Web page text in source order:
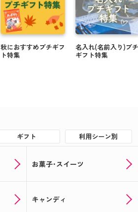
秋におすすめプチギフ
ト特集
名入れ(名前入り)プチ
ギフト特集
ギフト 利用シーン別
お菓子･スイーツ
キャンディ